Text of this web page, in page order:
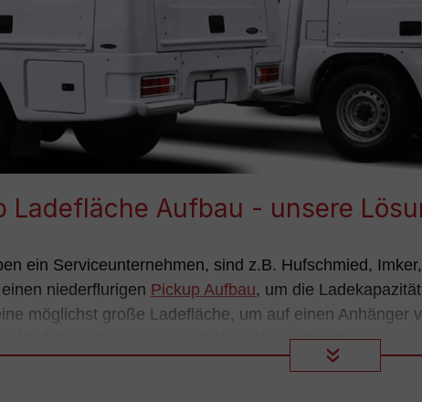
Ladefläche Aufbau - unsere
ein Serviceunternehmen, sind z.B. Hufschmied,
niederflurigen Pickup Aufbau, um die
möglichst große Ladefläche, um auf einen Anhänger
Wind & Wetter sowie vor Diebstahl schützen?
»